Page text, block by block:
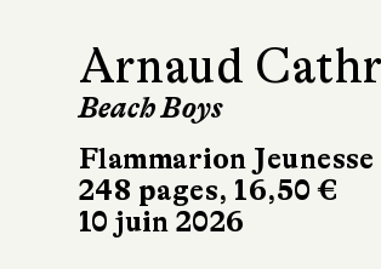
Arnaud
Beach Boys
Flammarion Jeunesse
248 pages, 16,50 €
10 juin 2026